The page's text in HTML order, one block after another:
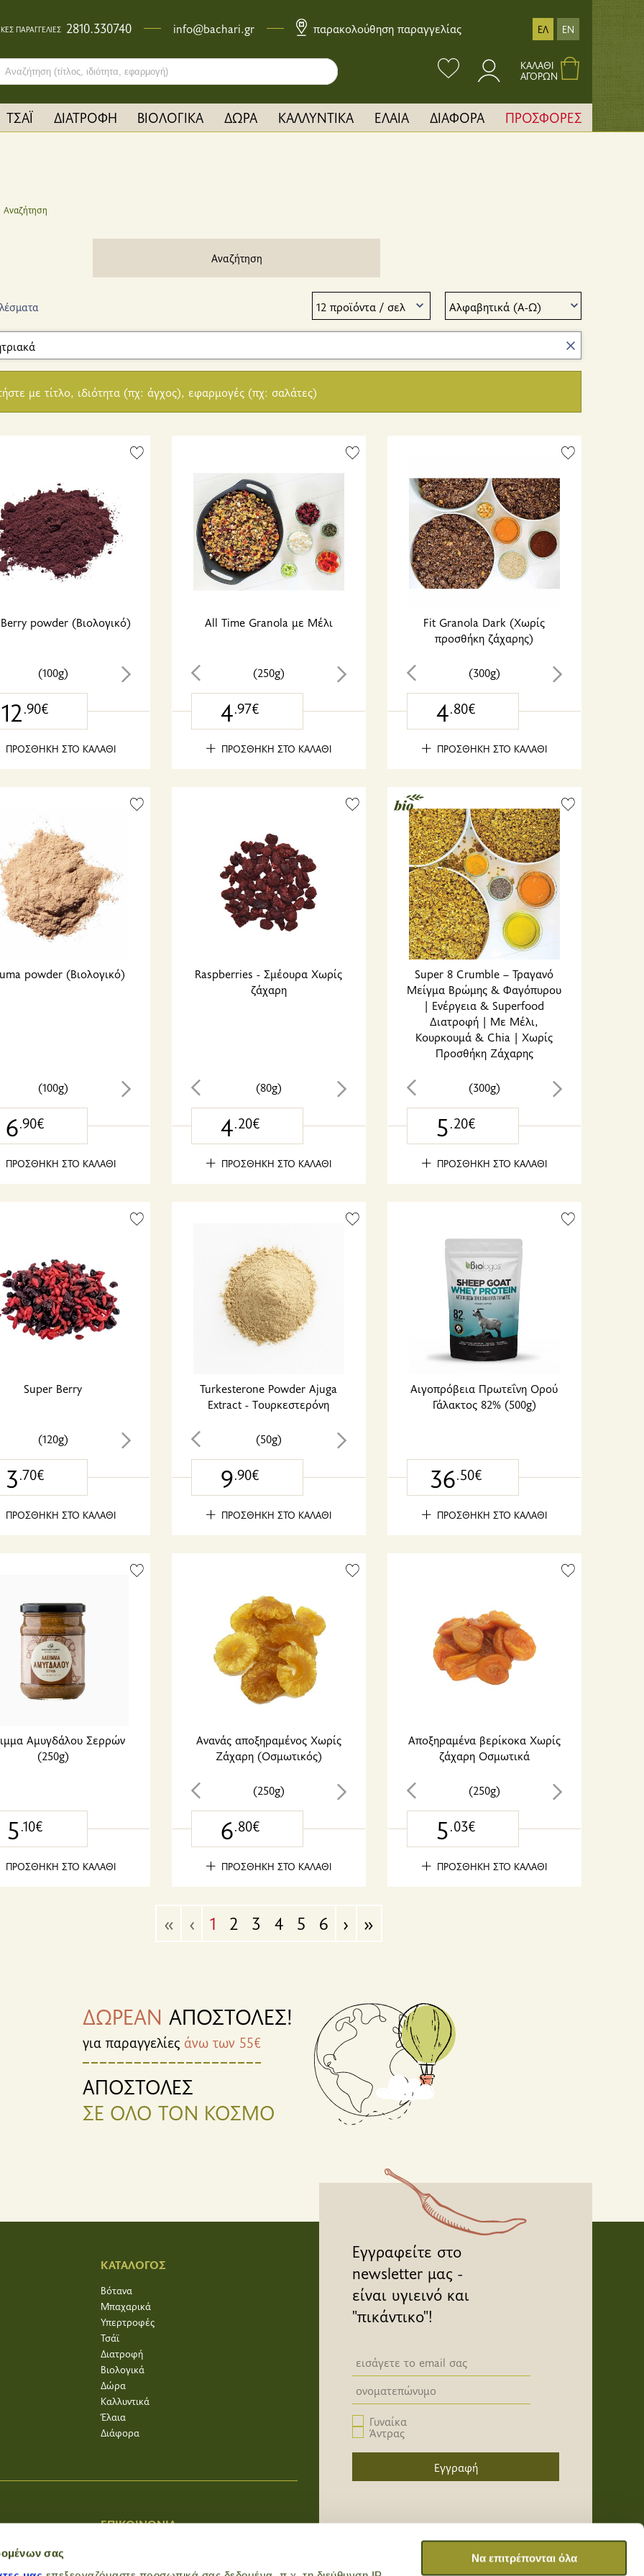
σας
Να επιτρέπονται όλα
ΠΑΡΑΓΓΕΛΙΕΣ 2810.330740 info@bachari.gr παρακολούθηση παραγγελίας ΕΛ EN
bar input field ΚΑΛΑΘΙ
ΑΓΟΡΩΝ
ΤΣΑΪ ΔΙΑΤΡΟΦΗ ΒΙΟΛΟΓΙΚΑ ΔΩΡΑ ΚΑΛΛΥΝΤΙΚΑ ΕΛΑΙΑ ΔΙΑΦΟΡΑ ΠΡΟΣΦΟΡΕΣ
Αναζήτηση
Αναζήτηση
με τίτλο, ιδιότητα (πχ: άγχος), εφαρμογές (πχ: σαλάτες)
powder (Βιολογικό)
(100g)
12.90€
ΠΡΟΣΘΗΚΗ ΣΤΟ ΚΑΛΑΘΙ
All Time Granola με Μέλι
(250g)
4.97€
ΠΡΟΣΘΗΚΗ ΣΤΟ ΚΑΛΑΘΙ
Fit Granola Dark (Χωρίς
προσθήκη ζάχαρης)
(300g)
4.80€
ΠΡΟΣΘΗΚΗ ΣΤΟ ΚΑΛΑΘΙ
powder (Βιολογικό)
(100g)
6.90€
ΠΡΟΣΘΗΚΗ ΣΤΟ ΚΑΛΑΘΙ
Raspberries - Σμέουρα Χωρίς
ζάχαρη
(80g)
4.20€
ΠΡΟΣΘΗΚΗ ΣΤΟ ΚΑΛΑΘΙ
Super 8 Crumble – Τραγανό
Μείγμα Βρώμης & Φαγόπυρου
| Ενέργεια & Superfood
Διατροφή | Με Μέλι,
Κουρκουμά & Chia | Χωρίς
Προσθήκη Ζάχαρης
(300g)
5.20€
ΠΡΟΣΘΗΚΗ ΣΤΟ ΚΑΛΑΘΙ
Super Berry
(120g)
3.70€
ΠΡΟΣΘΗΚΗ ΣΤΟ ΚΑΛΑΘΙ
Turkesterone Powder Ajuga
Extract - Tουρκεστερόνη
(50g)
9.90€
ΠΡΟΣΘΗΚΗ ΣΤΟ ΚΑΛΑΘΙ
Αιγοπρόβεια Πρωτεΐνη Ορού
Γάλακτος 82% (500g)
36.50€
ΠΡΟΣΘΗΚΗ ΣΤΟ ΚΑΛΑΘΙ
Αμυγδάλου Σερρών
(250g)
5.10€
ΠΡΟΣΘΗΚΗ ΣΤΟ ΚΑΛΑΘΙ
Ανανάς αποξηραμένος Χωρίς
Ζάχαρη (Οσμωτικός)
(250g)
6.80€
ΠΡΟΣΘΗΚΗ ΣΤΟ ΚΑΛΑΘΙ
Αποξηραμένα βερίκοκα Χωρίς
ζάχαρη Οσμωτικά
(250g)
5.03€
ΠΡΟΣΘΗΚΗ ΣΤΟ ΚΑΛΑΘΙ
« ‹ 1 2 3 4 5 6 › »
ΔΩΡΕΑΝ ΑΠΟΣΤΟΛΕΣ!
για παραγγελίες άνω των 55€
ΑΠΟΣΤΟΛΕΣ
ΣΕ ΟΛΟ ΤΟΝ ΚΟΣΜΟ
ΚΑΤΑΛΟΓΟΣ
Βότανα
Μπαχαρικά
Υπερτροφές
Τσάϊ
Διατροφή
Βιολογικά
Δώρα
Καλλυντικά
Έλαια
Διάφορα
Εγγραφείτε στο
newsletter μας -
είναι υγιεινό και
"πικάντικο"!
Newsletter email input field
Newsletter email input field
Γυναίκα
Άντρας
Εγγραφή
ΕΠΙΚΟΙΝΩΝΙΑ
/